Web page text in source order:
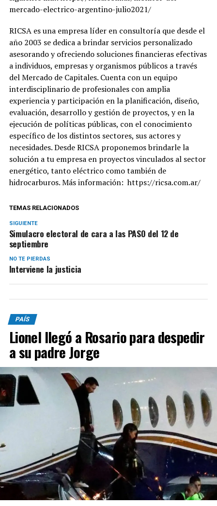
mercado-electrico-argentino-julio2021/
RICSA es una empresa líder en consultoría que desde el
año 2003 se dedica a brindar servicios personalizado
asesorando y ofreciendo soluciones financieras efectivas
a individuos, empresas y organismos públicos a través
del Mercado de Capitales. Cuenta con un equipo
interdisciplinario de profesionales con amplia
experiencia y participación en la planificación, diseño,
evaluación, desarrollo y gestión de proyectos, y en la
ejecución de políticas públicas, con el conocimiento
específico de los distintos sectores, sus actores y
necesidades. Desde RICSA proponemos brindarle la
solución a tu empresa en proyectos vinculados al sector
energético, tanto eléctrico como también de
hidrocarburos. Más información: https://ricsa.com.ar/
TEMAS RELACIONADOS
SIGUIENTE
Simulacro electoral de cara a las PASO del 12 de
septiembre
NO TE PIERDAS
Interviene la justicia
PAÍS
Lionel llegó a Rosario para despedir
a su padre Jorge